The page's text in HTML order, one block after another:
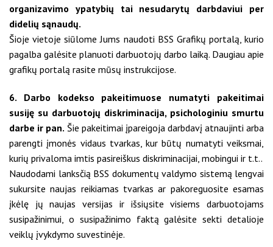
organizavimo ypatybių tai nesudarytų darbdaviui per
didelių sąnaudų.
Šioje vietoje siūlome Jums naudoti BSS Grafikų portalą, kurio
pagalba galėsite planuoti darbuotojų darbo laiką. Daugiau apie
grafikų portalą rasite mūsų instrukcijose.
6. Darbo kodekso pakeitimuose numatyti pakeitimai
susiję su darbuotojų diskriminacija, psichologiniu smurtu
darbe ir pan. Šie pakeitimai įpareigoja darbdavį atnaujinti arba
parengti įmonės vidaus tvarkas, kur būtų numatyti veiksmai,
kurių privaloma imtis pasireiškus diskriminacijai, mobingui ir t.t..
Naudodami lanksčią BSS dokumentų valdymo sistemą lengvai
sukursite naujas reikiamas tvarkas ar pakoreguosite esamas
įkėlę jų naujas versijas ir išsiųsite visiems darbuotojams
susipažinimui, o susipažinimo faktą galėsite sekti detalioje
veiklų įvykdymo suvestinėje.